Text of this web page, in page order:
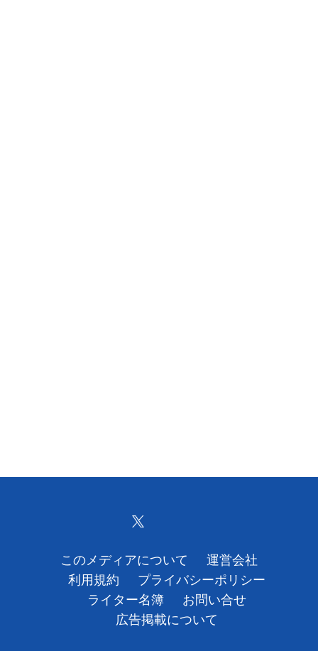
このメディアについて
運営会社
利用規約
プライバシーポリシー
ライター名簿
お問い合せ
広告掲載について